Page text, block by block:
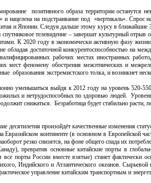
позитивного образа территории останутся
нацелена на подстраивание под «вертикаль». Спрос
и Японии. Следуя дальше этому курсу в
телевидение – завершат культурный
К 2020 году в экономически активную фазу
обладая достаточной конкурентоспособностью на
рабочих местах иностранных
мест феномену обострения межэтнических и
образования экстремистского толка, и возникнет
уменьшаться выйдя к 2012 году на уровень 520-
и нетрудоспособных по здоровью людей.
снижаться. Безработица будет стабильно
произойдёт качественные изменения
Евразийском континенте (в основном в Европейской
резко снизятся, на фоне общего спада их
превратив основные китайские порты в
порты России вместе взятые) станет фактически
Индийского и Атлантического океанов.
управление китайским транспортным и